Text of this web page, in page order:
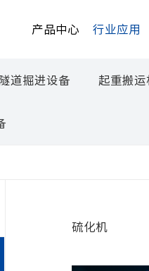
产品中心 行业应用
隧道掘进设备 起重搬运
硫化机